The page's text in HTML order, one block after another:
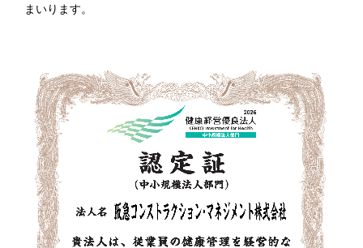
まいります。